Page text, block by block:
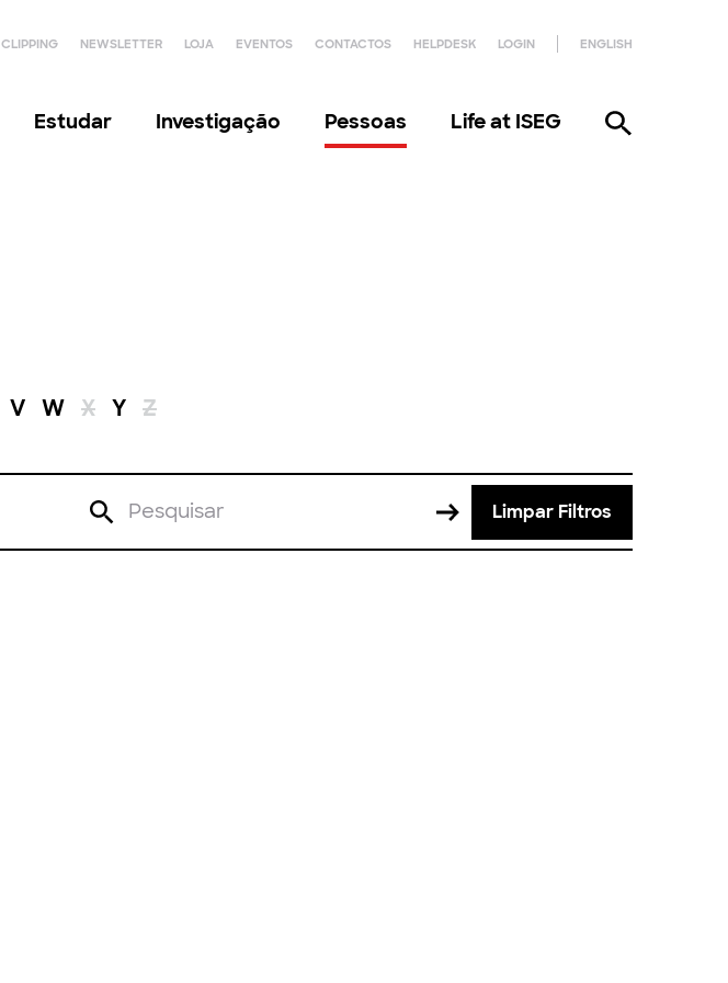
CLIPPING NEWSLETTER LOJA EVENTOS CONTACTOS HELPDESK LOGIN ENGLISH
Estudar Investigação Pessoas Life at ISEG
V W X Y Z
Limpar Filtros